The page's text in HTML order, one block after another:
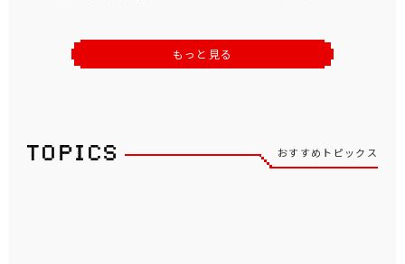
もっと見る
おすすめトピックス